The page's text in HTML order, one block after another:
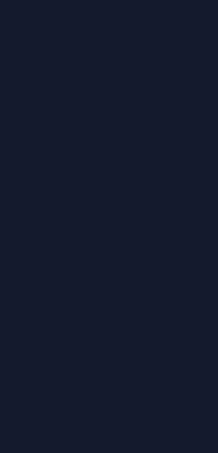
Pro/Max Speed
и мы Вам